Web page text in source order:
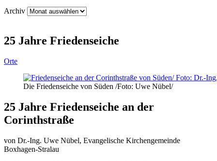
Archiv
25 Jahre Friedenseiche
Orte
Die Friedenseiche von Süden /Foto: Uwe Nübel/
25 Jahre Friedenseiche an der
Corinthstraße
von Dr.-Ing. Uwe Nübel, Evangelische Kirchengemeinde
Boxhagen-Stralau